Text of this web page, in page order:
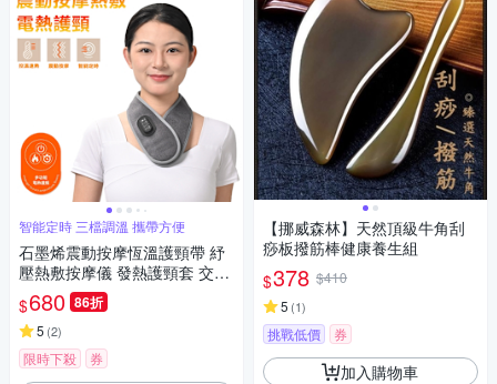
智能定時 三檔調溫 攜帶方便
石墨烯震動按摩恆溫護頸帶 紓
壓熱敷按摩儀 發熱護頸套 交換
節禮物
$680 86折
5 (2)
限時下殺 券
【挪威森林】天然頂級牛角刮
痧板撥筋棒健康養生組
$378 $410
5 (1)
挑戰低價 券
加入購物車